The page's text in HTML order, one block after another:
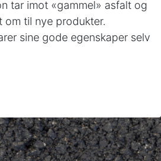
tar imot «gammel» asfalt og
om til nye produkter.
sine gode egenskaper selv